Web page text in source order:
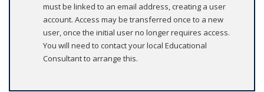
must be linked to an email address, creating a user
account. Access may be transferred once to a new
user, once the initial user no longer requires access.
You will need to contact your local Educational
Consultant to arrange this.